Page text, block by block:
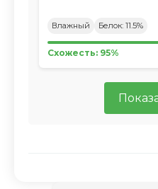
Влажный Белок: 11.5%
Схожесть: 95%